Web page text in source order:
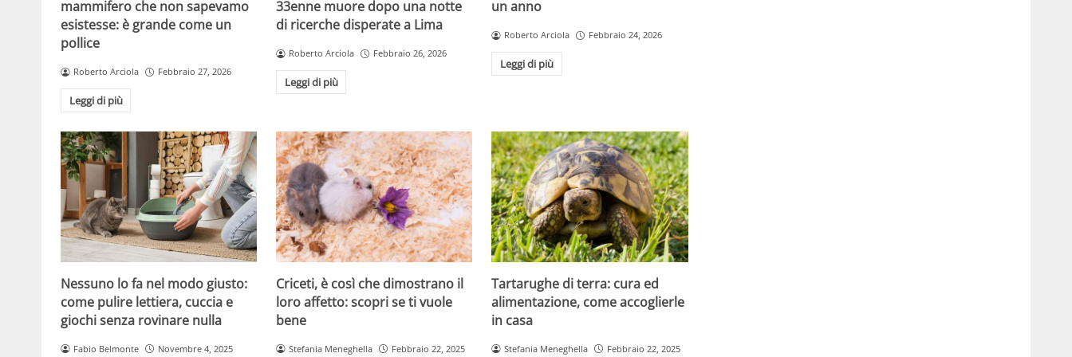
mammifero che non sapevamo
esistesse: è grande come un
pollice
Roberto Arciola Febbraio 27, 2026
Leggi di più
33enne muore dopo una notte
di ricerche disperate a Lima
Roberto Arciola Febbraio 26, 2026
Leggi di più
un anno
Roberto Arciola Febbraio 24, 2026
Leggi di più
Nessuno lo fa nel modo giusto:
come pulire lettiera, cuccia e
giochi senza rovinare nulla
Fabio Belmonte Novembre 4, 2025
Criceti, è così che dimostrano il
loro affetto: scopri se ti vuole
bene
Stefania Meneghella Febbraio 22, 2025
Tartarughe di terra: cura ed
alimentazione, come accoglierle
in casa
Stefania Meneghella Febbraio 22, 2025